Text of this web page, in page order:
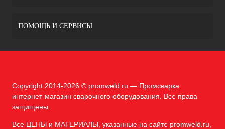
ПОМОЩЬ И СЕРВИСЫ
Copyright 2014-2026 © promweld.ru — Промсварка
интернет-магазин сварочного оборудования. Все права
защищены.
Все ЦЕНЫ и МАТЕРИАЛЫ, указанные на сайте promweld.ru,